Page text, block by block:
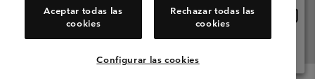
Aceptar todas las
cookies
Rechazar todas las
cookies
Configurar las cookies
línea
España
Ver Todos Los Países